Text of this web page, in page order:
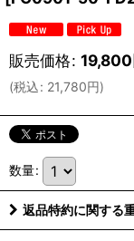
販売価格: 19,800
(税込: 21,780円)
数量:
返品特約に関する